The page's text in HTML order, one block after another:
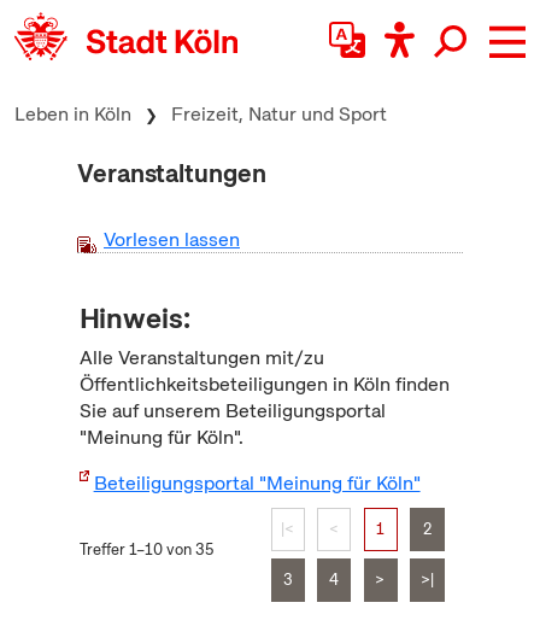
zum Inhalt springen
Leben in Köln Freizeit, Natur und Sport
Veranstaltungen
Vorlesen lassen
Hinweis:
Alle Veranstaltungen mit/zu
Öffentlichkeitsbeteiligungen in Köln finden
Sie auf unserem Beteiligungsportal
"Meinung für Köln".
Beteiligungsportal "Meinung für Köln"
Treffer 1–10 von 35
|< < 1 2
3 4 > >|